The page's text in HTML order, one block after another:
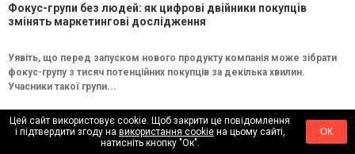
Фокус-групи без людей: як цифрові двійники покупців
змінять маркетингові дослідження
Уявіть, що перед запуском нового продукту компанія може зібрати
фокус-групу з тисяч потенційних покупців за декілька хвилин.
Учасники такої групи...
НОВИНИ
Цей сайт використовує cookie. Щоб закрити це повідомлення
і підтвердити згоду на використання cookieна цьому сайті,
натисніть кнопку "Ок".
ОК